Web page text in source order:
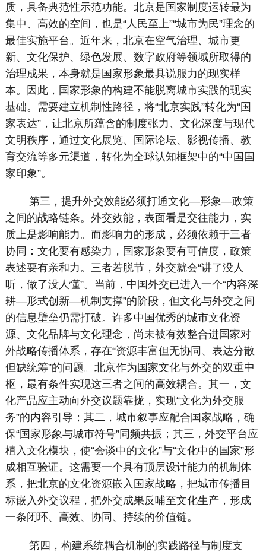
质，具备典范性示范功能。北京是国家制度运转最为
集中、高效的空间，也是“人民至上”“城市为民”理念的
最佳实施平台。近年来，北京在空气治理、城市更
新、文化保护、绿色发展、数字政府等领域所取得的
治理成果，本身就是国家形象最具说服力的现实样
本。因此，国家形象的构建不能脱离城市实践的现实
基础。需要建立机制性路径，将“北京实践”转化为“国
家表达”，让北京所蕴含的制度张力、文化深度与现代
文明秩序，通过文化展览、国际论坛、影视传播、教
育交流等多元渠道，转化为全球认知框架中的“中国国
家印象”。
第三，提升外交效能必须打通文化—形象—政策
之间的战略链条。外交效能，表面看是交往能力，实
质上是影响能力。而影响力的形成，必须依赖于三者
协同：文化要有感染力，国家形象要有可信度，政策
表述要有亲和力。三者若脱节，外交就会“讲了没人
听，做了没人懂”。当前，中国外交已进入一个“内容深
耕—形式创新—机制支撑”的阶段，但文化与外交之间
的信息壁垒仍需打破。许多中国优秀的城市文化资
源、文化品牌与文化理念，尚未被有效整合进国家对
外战略传播体系，存在“资源丰富但无协同、表达分散
但缺统筹”的问题。北京作为国家文化与外交的双重中
枢，最有条件实现这三者之间的高效耦合。其一，文
化产品应主动向外交议题靠拢，实现“文化为外交服
务”的内容引导；其二，城市叙事应配合国家战略，确
保“国家形象与城市符号”同频共振；其三，外交平台应
植入文化模块，使“会谈中的文化”与“文化中的国家”形
成相互验证。这需要一个具有顶层设计能力的机制体
系，把北京的文化资源嵌入国家战略，把城市传播目
标嵌入外交议程，把外交成果反哺至文化生产，形成
一条闭环、高效、协同、持续的价值链。
第四，构建系统耦合机制的实践路径与制度支